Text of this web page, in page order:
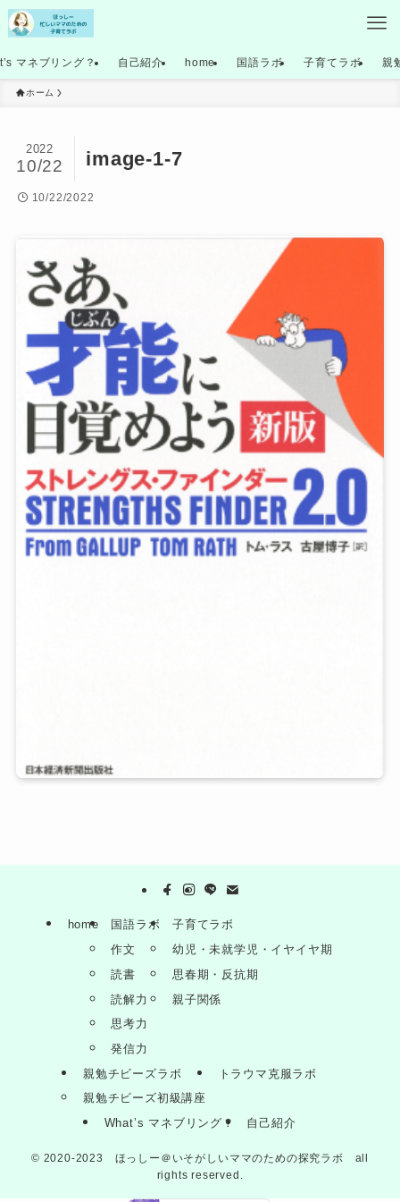
マネブリング？ 自己紹介 home 国語ラボ 子育てラボ 親
ホーム
image-1-7
2022
10/22
10/22/2022
home
国語ラボ
作文
読書
読解力
思考力
発信力
子育てラボ
幼児・未就学児・イヤイヤ期
思春期・反抗期
親子関係
親勉チビーズラボ
親勉チビーズ初級講座
トラウマ克服ラボ
What’s マネブリング？ 自己紹介
© 2020-2023 ほっしー＠いそがしいママのための探究ラボ all
rights reserved.